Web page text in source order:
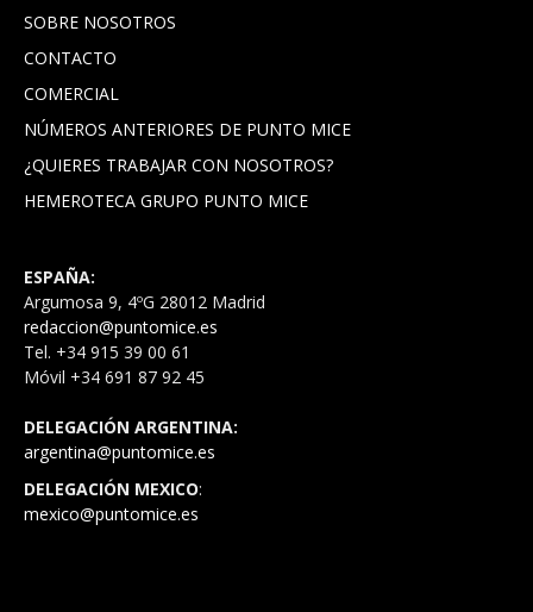
SOBRE NOSOTROS
CONTACTO
COMERCIAL
NÚMEROS ANTERIORES DE PUNTO MICE
¿QUIERES TRABAJAR CON NOSOTROS?
HEMEROTECA GRUPO PUNTO MICE
ESPAÑA:
Argumosa 9, 4ºG 28012 Madrid
redaccion@puntomice.es
Tel. +34 915 39 00 61
Móvil +34 691 87 92 45
DELEGACIÓN ARGENTINA:
argentina@puntomice.es
DELEGACIÓN MEXICO:
mexico@puntomice.es